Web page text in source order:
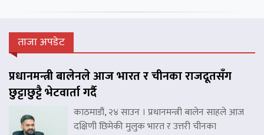
ताजा अपडेट
प्रधानमन्त्री बालेनले आज भारत र चीनका राजदूतसँग
छुट्टाछुट्टै भेटवार्ता गर्दै
काठमाडौं, २४ साउन । प्रधानमन्त्री बालेन साहले आज
दक्षिणी छिमेकी मुलुक भारत र उत्तरी चीनका